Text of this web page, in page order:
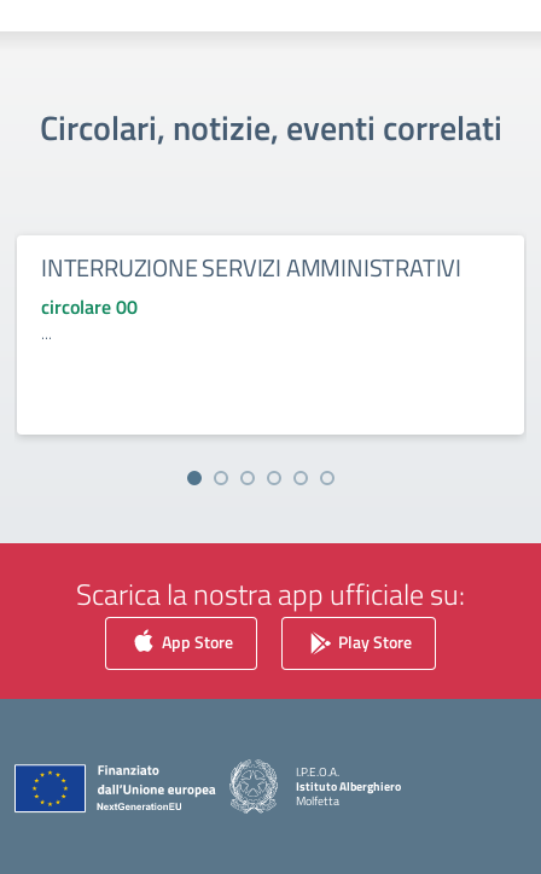
Circolari, notizie, eventi correlati
INTERRUZIONE SERVIZI AMMINISTRATIVI
circolare 00
...
Scarica la nostra app ufficiale su:
App Store Play Store
I.P.E.O.A.
Istituto Alberghiero
Molfetta